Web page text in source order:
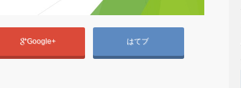
Google+ はてブ